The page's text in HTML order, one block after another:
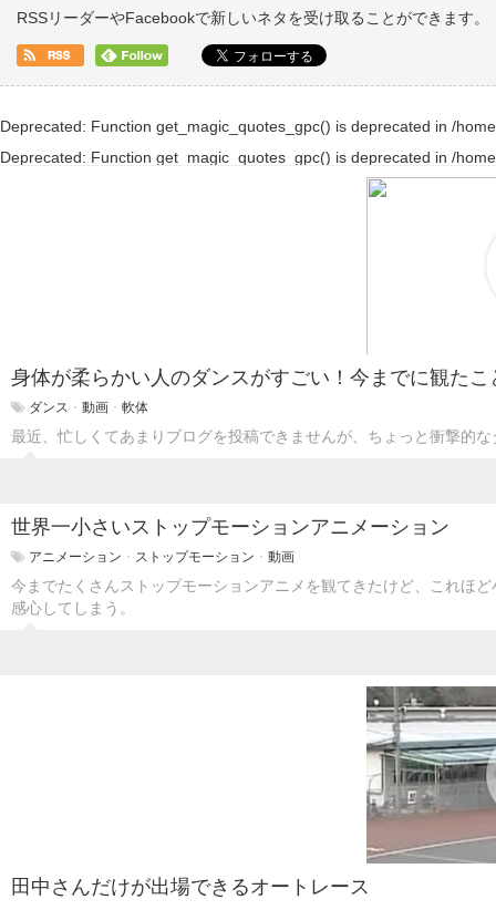
RSSリーダーやFacebookで新しいネタを受け取ることができます。
Deprecated: Function get_magic_quotes_gpc() is deprecated in /
Deprecated: Function get_magic_quotes_gpc() is deprecated in /
身体が柔らかい人のダンスがすごい！今までに観た
ダンス ・ 動画 ・ 軟体
最近、忙しくてあまりブログを投稿できませんが、ちょっと衝撃的
世界一小さいストップモーションアニメーション
アニメーション ・ ストップモーション ・ 動画
今までたくさんストップモーションアニメを観てきたけど、これほ
感心してしまう。
田中さんだけが出場できるオートレース